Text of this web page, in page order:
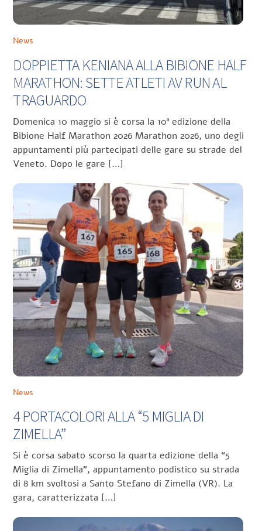
News
DOPPIETTA KENIANA ALLA BIBIONE HALF
MARATHON: SETTE ATLETI AV RUN AL
TRAGUARDO
Domenica 10 maggio si è corsa la 10ª edizione della
Bibione Half Marathon 2026 Marathon 2026, uno degli
appuntamenti più partecipati delle gare su strade del
Veneto. Dopo le gare […]
News
4 PORTACOLORI ALLA “5 MIGLIA DI
ZIMELLA”
Si è corsa sabato scorso la quarta edizione della “5
Miglia di Zimella”, appuntamento podistico su strada
di 8 km svoltosi a Santo Stefano di Zimella (VR). La
gara, caratterizzata […]